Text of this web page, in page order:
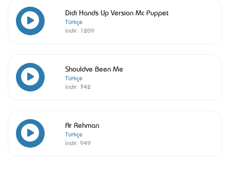
Didi Hands Up Version Mc Puppet
Türkçe
İndir: 1209
Shouldve Been Me
Türkçe
İndir: 742
Ar Rehman
Türkçe
İndir: 949